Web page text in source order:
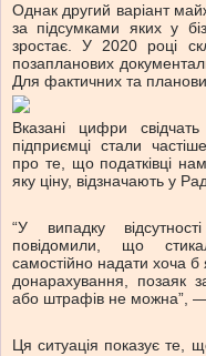
Однак другий варіант
за підсумками яких у
зростає. У 2020 році
позапланових
Для фактичних та
Вказані цифри
підприємці стали
про те, що податківці
яку ціну, відзначають у
“У випадку
повідомили, що
самостійно надати хоча б
донарахування, позаяк
або штрафів не можна”, —
Ця ситуація показує те,